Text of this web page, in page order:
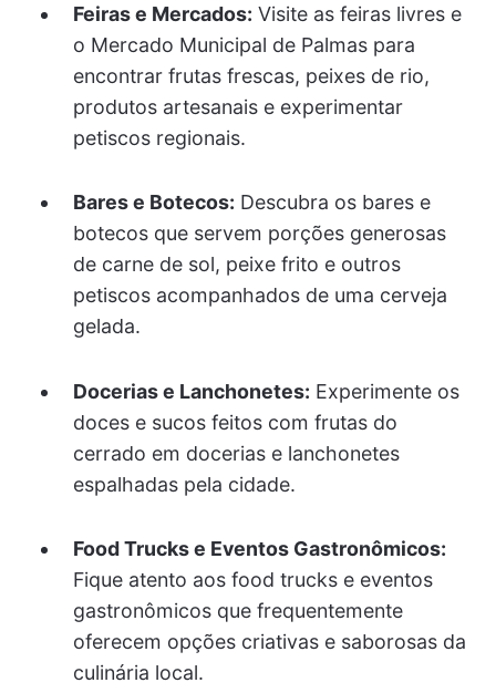
Feiras e Mercados: Visite as feiras livres e
o Mercado Municipal de Palmas para
encontrar frutas frescas, peixes de rio,
produtos artesanais e experimentar
petiscos regionais.
Bares e Botecos: Descubra os bares e
botecos que servem porções generosas
de carne de sol, peixe frito e outros
petiscos acompanhados de uma cerveja
gelada.
Docerias e Lanchonetes: Experimente os
doces e sucos feitos com frutas do
cerrado em docerias e lanchonetes
espalhadas pela cidade.
Food Trucks e Eventos Gastronômicos:
Fique atento aos food trucks e eventos
gastronômicos que frequentemente
oferecem opções criativas e saborosas da
culinária local.